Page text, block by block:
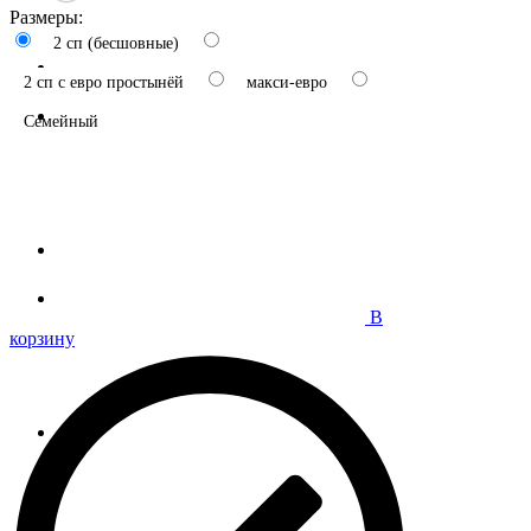
Размеры:
2 сп (бесшовные)
2 сп с евро простынёй макси-евро
Семейный
В
корзину